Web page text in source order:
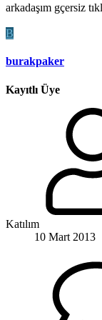
arkadaşım gçersiz
B
burakpaker
Kayıtlı Üye
Katılım
10 Mart 2013